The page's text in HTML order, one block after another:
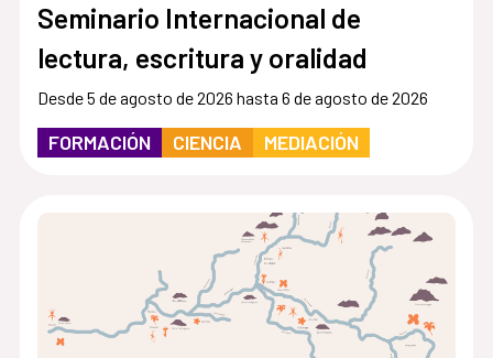
Seminario Internacional de
lectura, escritura y oralidad
Desde 5 de agosto de 2026 hasta 6 de agosto de 2026
FORMACIÓN CIENCIA MEDIACIÓN